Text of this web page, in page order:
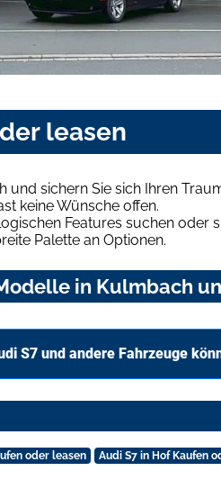
leasen
und sichern Sie sich Ihren
keine Wünsche offen.
Features suchen
Palette an Optionen.
in Kulmbach
S7 und andere Fahrzeuge
oder leasen Audi S7 in Hof Kaufen